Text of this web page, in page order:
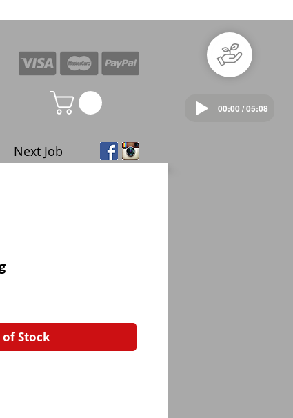
00:00 / 05:08
Next Job
of Stock